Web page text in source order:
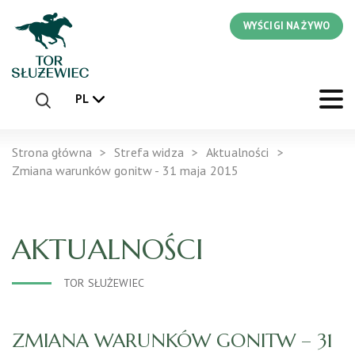
WYŚCIGI NA ŻYWO
PL
Strona główna Strefa widza
Aktualności
Zmiana warunków gonitw - 31 maja 2015
AKTUALNOŚCI
TOR SŁUŻEWIEC
ZMIANA WARUNKÓW GONITW – 31